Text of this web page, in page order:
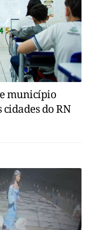
município
do RN